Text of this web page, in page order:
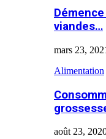
viandes…
mars 23,
Alimentation
août 23,